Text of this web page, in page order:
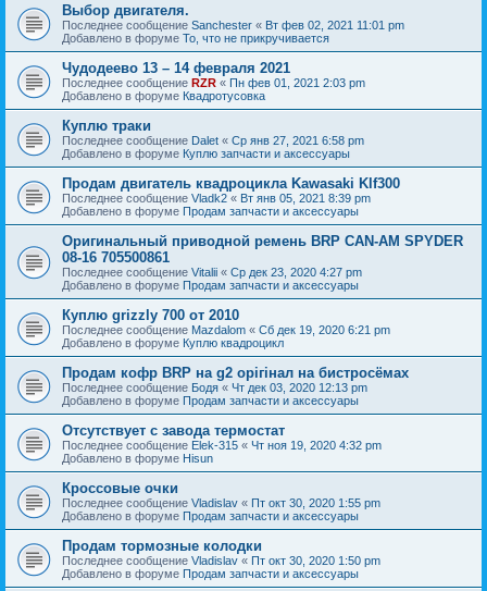
Выбор двигателя.
Последнее сообщение Sanchester « Вт фев 02, 2021 11:01 pm
Добавлено в форуме То, что не прикручивается
Чудодеево 13 – 14 февраля 2021
Последнее сообщение RZR « Пн фев 01, 2021 2:03 pm
Добавлено в форуме Квадротусовка
Куплю траки
Последнее сообщение Dalet « Ср янв 27, 2021 6:58 pm
Добавлено в форуме Куплю запчасти и аксессуары
Продам двигатель квадроцикла Kawasaki Klf300
Последнее сообщение Vladk2 « Вт янв 05, 2021 8:39 pm
Добавлено в форуме Продам запчасти и аксессуары
Оригинальный приводной ремень BRP CAN-AM SPYDER
08-16 705500861
Последнее сообщение Vitalii « Ср дек 23, 2020 4:27 pm
Добавлено в форуме Продам запчасти и аксессуары
Куплю grizzly 700 от 2010
Последнее сообщение Mazdalom « Сб дек 19, 2020 6:21 pm
Добавлено в форуме Куплю квадроцикл
Продам кофр BRP на g2 орігінал на бистросёмах
Последнее сообщение Бодя « Чт дек 03, 2020 12:13 pm
Добавлено в форуме Продам запчасти и аксессуары
Отсутствует с завода термостат
Последнее сообщение Elek-315 « Чт ноя 19, 2020 4:32 pm
Добавлено в форуме Hisun
Кроссовые очки
Последнее сообщение Vladislav « Пт окт 30, 2020 1:55 pm
Добавлено в форуме Продам запчасти и аксессуары
Продам тормозные колодки
Последнее сообщение Vladislav « Пт окт 30, 2020 1:50 pm
Добавлено в форуме Продам запчасти и аксессуары